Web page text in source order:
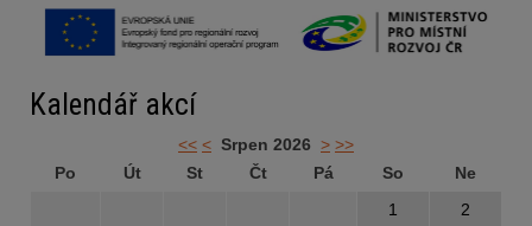
Kalendář akcí
<< < Srpen 2026 > >>
Po
Út St Čt Pá So
Ne
1
2